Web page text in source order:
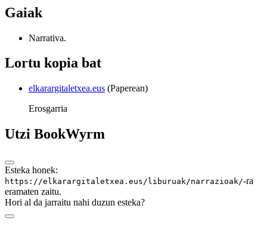
Gaiak
Narrativa.
Lortu kopia bat
elkarargitaletxea.eus (Paperean)
Erosgarria
Utzi BookWyrm
Esteka honek:
https://elkarargitaletxea.eus/liburuak/narrazioak/-ra
eramaten zaitu.
Hori al da jarraitu nahi duzun esteka?